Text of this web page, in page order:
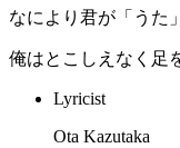
なにより君が「うた
俺はとこしえなく足
Lyricist
Ota Kazutaka